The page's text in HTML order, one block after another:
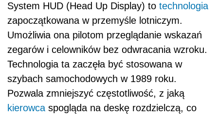
System HUD (Head Up Display) to technologia
zapoczątkowana w przemyśle lotniczym.
Umożliwia ona pilotom przeglądanie wskazań
zegarów i celowników bez odwracania wzroku.
Technologia ta zaczęła być stosowana w
szybach samochodowych w 1989 roku.
Pozwala zmniejszyć częstotliwość, z jaką
kierowca spogląda na deskę rozdzielczą, co